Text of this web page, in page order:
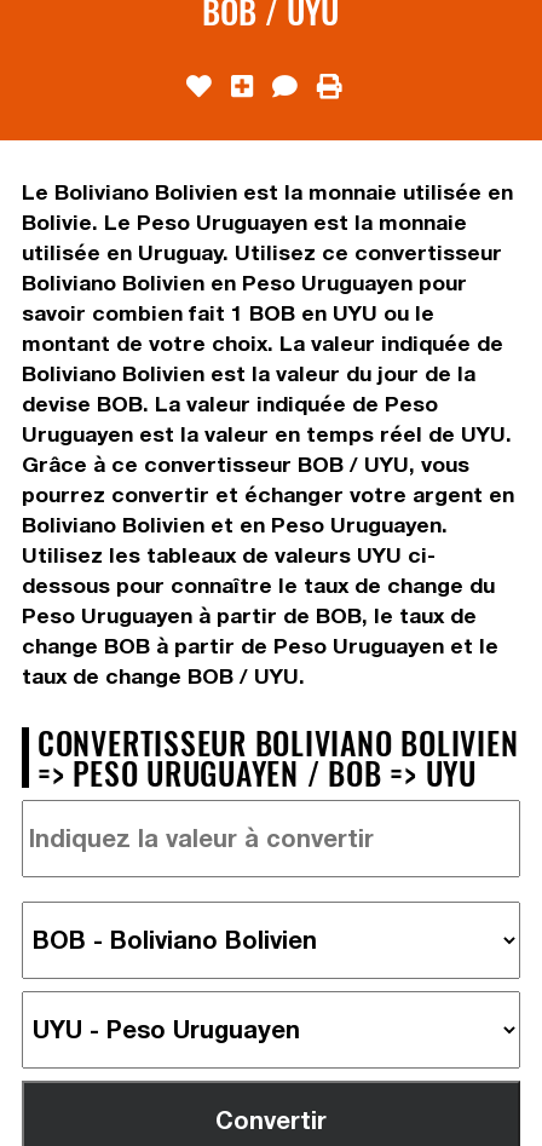
BOB / UYU
Le Boliviano Bolivien est la monnaie utilisée en
Bolivie. Le Peso Uruguayen est la monnaie
utilisée en Uruguay. Utilisez ce convertisseur
Boliviano Bolivien en Peso Uruguayen pour
savoir combien fait 1 BOB en UYU ou le
montant de votre choix. La valeur indiquée de
Boliviano Bolivien est la valeur du jour de la
devise BOB. La valeur indiquée de Peso
Uruguayen est la valeur en temps réel de UYU.
Grâce à ce convertisseur BOB / UYU, vous
pourrez convertir et échanger votre argent en
Boliviano Bolivien et en Peso Uruguayen.
Utilisez les tableaux de valeurs UYU ci-
dessous pour connaître le taux de change du
Peso Uruguayen à partir de BOB, le taux de
change BOB à partir de Peso Uruguayen et le
taux de change BOB / UYU.
CONVERTISSEUR BOLIVIANO BOLIVIEN
=> PESO URUGUAYEN / BOB => UYU